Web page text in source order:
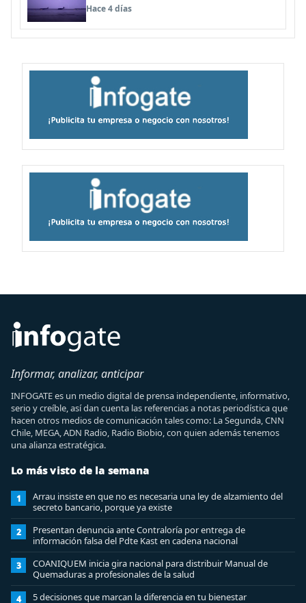
Hace 4 días
Informar, analizar, anticipar
INFOGATE es un medio digital de prensa independiente, informativo,
serio y creíble, así dan cuenta las referencias a notas periodística que
hacen otros medios de comunicación tales como: La Segunda, CNN
Chile, MEGA, ADN Radio, Radio Biobio, con quien además tenemos
una alianza estratégica.
Lo más visto de la semana
1
Arrau insiste en que no es necesaria una ley de alzamiento del
secreto bancario, porque ya existe
2
Presentan denuncia ante Contraloría por entrega de
información falsa del Pdte Kast en cadena nacional
3
COANIQUEM inicia gira nacional para distribuir Manual de
Quemaduras a profesionales de la salud
4 5 decisiones que marcan la diferencia en tu bienestar